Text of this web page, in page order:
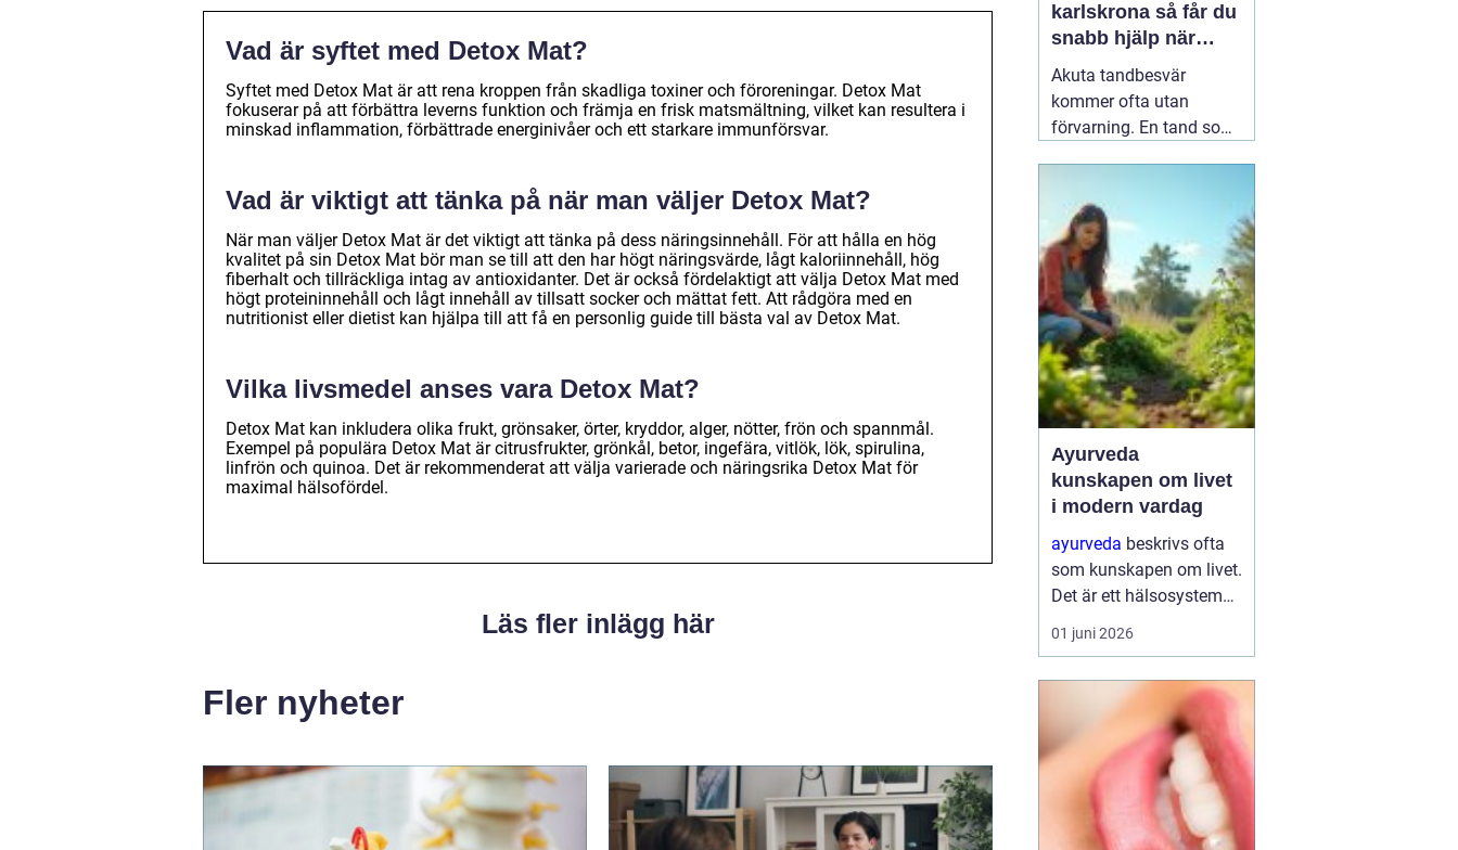
Vad är syftet med Detox Mat?
Syftet med Detox Mat är att rena kroppen från skadliga toxiner och föroreningar. Detox Mat
fokuserar på att förbättra leverns funktion och främja en frisk matsmältning, vilket kan resultera i
minskad inflammation, förbättrade energinivåer och ett starkare immunförsvar.
Vad är viktigt att tänka på när man väljer Detox Mat?
När man väljer Detox Mat är det viktigt att tänka på dess näringsinnehåll. För att hålla en hög
kvalitet på sin Detox Mat bör man se till att den har högt näringsvärde, lågt kaloriinnehåll, hög
fiberhalt och tillräckliga intag av antioxidanter. Det är också fördelaktigt att välja Detox Mat med
högt proteininnehåll och lågt innehåll av tillsatt socker och mättat fett. Att rådgöra med en
nutritionist eller dietist kan hjälpa till att få en personlig guide till bästa val av Detox Mat.
Vilka livsmedel anses vara Detox Mat?
Detox Mat kan inkludera olika frukt, grönsaker, örter, kryddor, alger, nötter, frön och spannmål.
Exempel på populära Detox Mat är citrusfrukter, grönkål, betor, ingefära, vitlök, lök, spirulina,
linfrön och quinoa. Det är rekommenderat att välja varierade och näringsrika Detox Mat för
maximal hälsofördel.
Läs fler inlägg här
Fler nyheter
karlskrona så får du
snabb hjälp när
tanden krisar
Akuta tandbesvär
kommer ofta utan
förvarning. En tand som
du knappt kan sova. En
fyllning kan lossna
lagom till helgen, eller en
tand kan skadas vid en
olycka. I sådana lägen
söker många på04 juni
2026
Ayurveda
kunskapen om livet
i modern vardag
ayurveda beskrivs ofta
som kunskapen om livet.
Det är ett hälsosystem
som betonar balans,
helhet och samspelet
omgivning. I stället för
att bara fokusera på
symtom försöker
ayurve...
01 juni 2026